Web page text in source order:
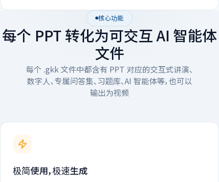
核心功能
每个 PPT 转化为可交互 AI 智能体
文件
每个 .gkk 文件中都含有 PPT 对应的交互式讲演、
数字人、专属问答集、习题库、AI 智能体等，也可以
输出为视频
极简使用，极速生成